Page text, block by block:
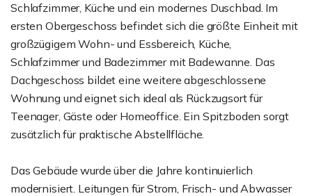
Schlafzimmer, Küche und ein modernes Duschbad. Im
ersten Obergeschoss befindet sich die größte Einheit mit
großzügigem Wohn- und Essbereich, Küche,
Schlafzimmer und Badezimmer mit Badewanne. Das
Dachgeschoss bildet eine weitere abgeschlossene
Wohnung und eignet sich ideal als Rückzugsort für
Teenager, Gäste oder Homeoffice. Ein Spitzboden sorgt
zusätzlich für praktische Abstellfläche.
Das Gebäude wurde über die Jahre kontinuierlich
modernisiert. Leitungen für Strom, Frisch- und Abwasser